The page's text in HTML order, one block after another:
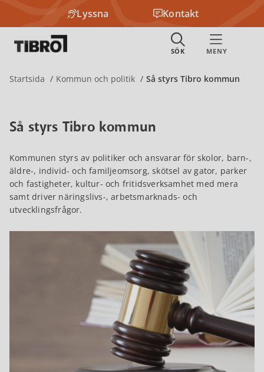
Lyssna Kontakt
Startsida Kommun och politik Så styrs Tibro kommun
Så styrs Tibro kommun
Kommunen styrs av politiker och ansvarar för skolor, barn-,
äldre-, individ- och familjeomsorg, skötsel av gator, parker
och fastigheter, kultur- och fritidsverksamhet med mera
samt driver näringslivs-, arbetsmarknads- och
utvecklingsfrågor.